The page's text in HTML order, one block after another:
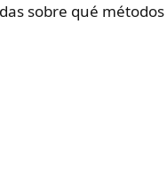
sobre qué métodos